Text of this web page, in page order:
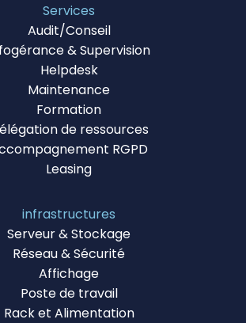
Services
Audit/Conseil
& Supervision
Helpdesk
Maintenance
Formation
de ressources
RGPD
Leasing
infrastructures
Serveur & Stockage
Réseau & Sécurité
Affichage
Poste de travail
Rack et Alimentation